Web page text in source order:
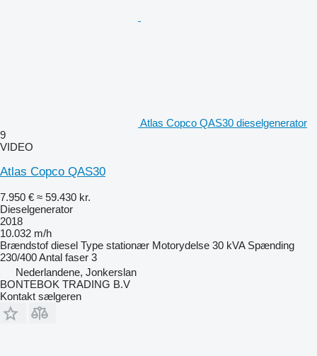
Atlas Copco QAS30 dieselgenerator
9
VIDEO
Atlas Copco QAS30
7.950 € ≈ 59.430 kr.
Dieselgenerator
2018
10.032 m/h
Brændstof diesel Type stationær Motorydelse 30 kVA Spænding
230/400Antal faser 3
Nederlandene, Jonkerslan
BONTEBOK TRADING B.V
Kontakt sælgeren